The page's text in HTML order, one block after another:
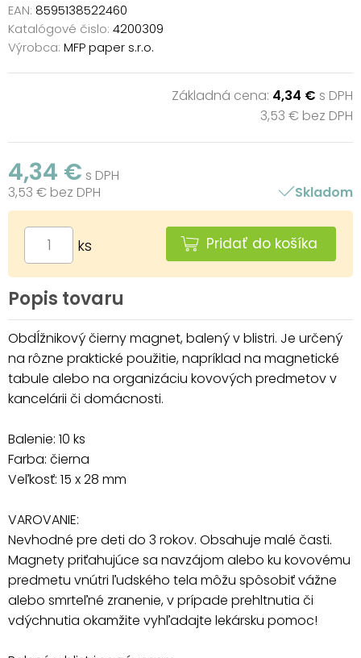
EAN: 8595138522460
Katalógové čislo: 4200309
Výrobca: MFP paper s.r.o.
Základná cena: 4,34 € s DPH
3,53 € bez DPH
4,34 € s DPH
3,53 € bez DPH
Skladom
ks Pridať do košíka
Popis tovaru
Obdĺžnikový čierny magnet, balený v blistri. Je určený
na rôzne praktické použitie, napríklad na magnetické
tabule alebo na organizáciu kovových predmetov v
kancelárii či domácnosti.
Balenie: 10 ks
Farba: čierna
Veľkosť: 15 x 28 mm
VAROVANIE:
Nevhodné pre deti do 3 rokov. Obsahuje malé časti.
Magnety priťahujúce sa navzájom alebo ku kovovému
predmetu vnútri ľudského tela môžu spôsobiť vážne
alebo smrteľné zranenie, v prípade prehltnutia či
vdýchnutia okamžite vyhľadajte lekársku pomoc!